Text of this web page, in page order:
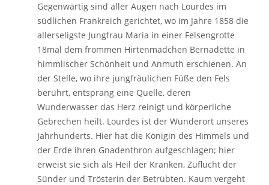
Gegenwärtig sind aller Augen nach Lourdes im
südlichen Frankreich gerichtet, wo im Jahre 1858 die
allerseligste Jungfrau Maria in einer Felsengrotte
18mal dem frommen Hirtenmädchen Bernadette in
himmlischer Schönheit und Anmuth erschienen. An
der Stelle, wo ihre jungfräulichen Füße den Fels
berührt, entsprang eine Quelle, deren
Wunderwasser das Herz reinigt und körperliche
Gebrechen heilt. Lourdes ist der Wunderort unseres
Jahrhunderts. Hier hat die Königin des Himmels und
der Erde ihren Gnadenthron aufgeschlagen; hier
erweist sie sich als Heil der Kranken, Zuflucht der
Sünder und Trösterin der Betrübten. Kaum vergeht